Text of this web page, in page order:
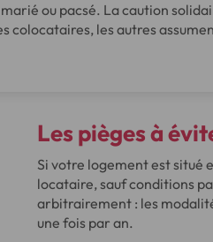
ou pacsé. La caution
colocataires, les autres
Les piègesà
Si votre logement est situé
locataire, sauf conditions
arbitrairement : les
une fois par an.